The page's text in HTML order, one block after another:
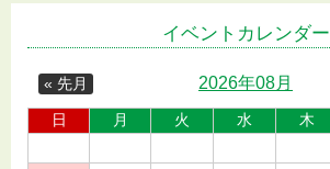
イベントカレンダー
« 先月 2026年08月
日 月 火 水 木